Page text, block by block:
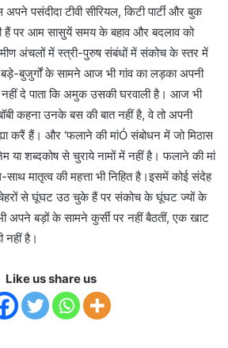
अपने पसंदीदा टीवी सीरियल, किटी पार्टी और बुक
हैं पर आम सासुयें समय के बहाव और बदलाव को
अंचलों में स्त्री-पुरुष संबंधों में संकोच के स्तर में
बड़े-बुजुर्गों के सामने आज भी गांव का लड़का अपनी
दे पाता कि अमुक उसकी घरवाली है। आज भी
कहना उनके बस की बात नहीं है, वे तो अपनी
करैं हैं। और ‘फलाने की मांÓ संबोधन में जो मिठास
या शब्दकोष से चुराये नामों में नहीं है। फलाने की मां
मातृत्व की महत्ता भी निहित है।इसमें कोई संदेह
चेहरों से घूंघट उठ चुके हैं पर संकोच के घूंघट ज्यों के
अपने बड़ों के सामने कुर्सी पर नहीं बैठतीं, एक खाट
नहीं है।
Like us share us